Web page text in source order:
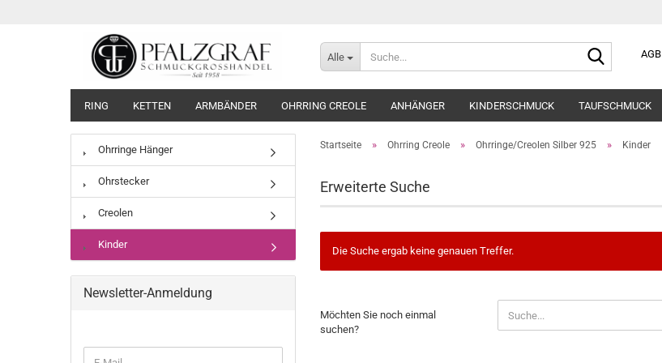
Alle
Suche...AGB
RING KETTEN ARMBÄNDER OHRRING CREOLE ANHÄNGER KINDERSCHMUCK TAUFSCHMUCK
Startseite » Ohrring Creole » Ohrringe/Creolen Silber 925 » Kinder
Erweiterte Suche
Die Suche ergab keine genauen Treffer.
SIE
NOCH
Möchten Sie noch einmal
suchen?
Ohrringe Hänger
Ohrstecker
Creolen
Kinder
Newsletter-Anmeldung